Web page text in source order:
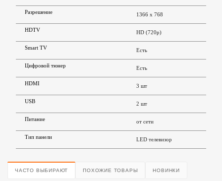
Разрешение 1366 x 768
HDTV HD (720p)
Smart TV Есть
Цифровой тюнер Есть
HDMI 3 шт
USB 2 шт
Питание от сети
Тип панели LED телевизор
ЧАСТО ВЫБИРАЮТ ПОХОЖИЕ ТОВАРЫ НОВИНКИ